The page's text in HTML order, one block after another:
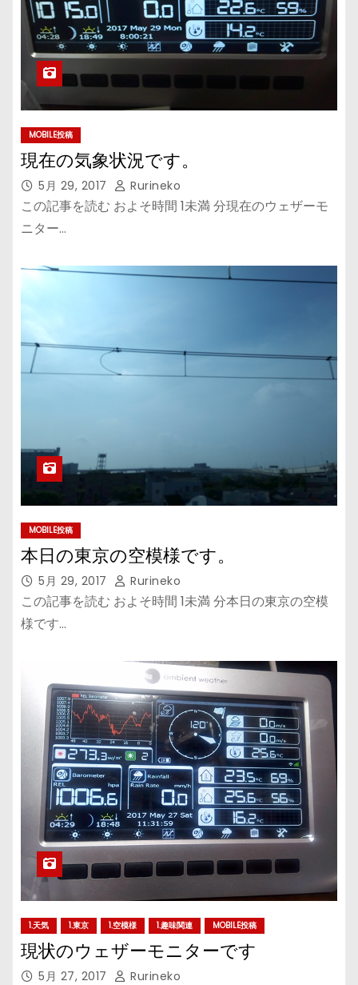
MOBILE投稿
現在の気象状況です。
5月 29, 2017 Rurineko
この記事を読む およそ時間 1未満 分現在のウェザーモ
ニター…
MOBILE投稿
本日の東京の空模様です。
5月 29, 2017 Rurineko
この記事を読む およそ時間 1未満 分本日の東京の空模
様です…
1.天気 1.東京 1.空模様 1.趣味関連 MOBILE投稿
現状のウェザーモニターです
5月 27, 2017 Rurineko